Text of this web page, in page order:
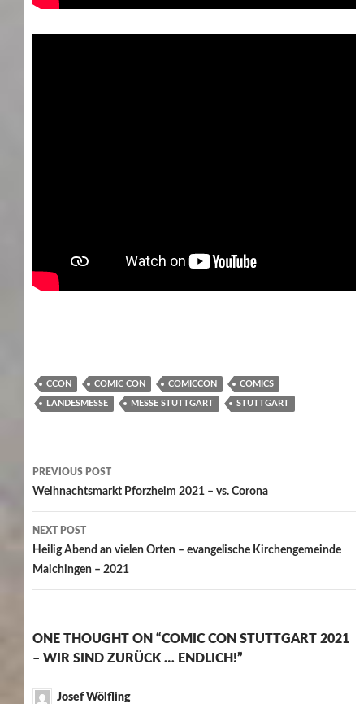
CCON COMIC CON COMICCON COMICS
LANDESMESSE MESSE STUTTGART STUTTGART
Post
navigation
PREVIOUS POST
Weihnachtsmarkt Pforzheim 2021 – vs. Corona
NEXT POST
Heilig Abend an vielen Orten – evangelische Kirchengemeinde
Maichingen – 2021
ONE THOUGHT ON “COMIC CON STUTTGART 2021
– WIR SIND ZURÜCK … ENDLICH!”
Josef Wölfling